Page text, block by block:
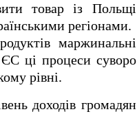
товар із Польщі
регіонами.
маржинальні
ці процеси суворо
рівні.
доходів громадян